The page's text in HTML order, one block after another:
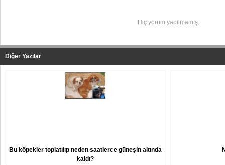
Hiç yorum yapılmamış.
Diğer Yazılar
Bu köpekler toplatılıp neden saatlerce güneşin altında
kaldı?